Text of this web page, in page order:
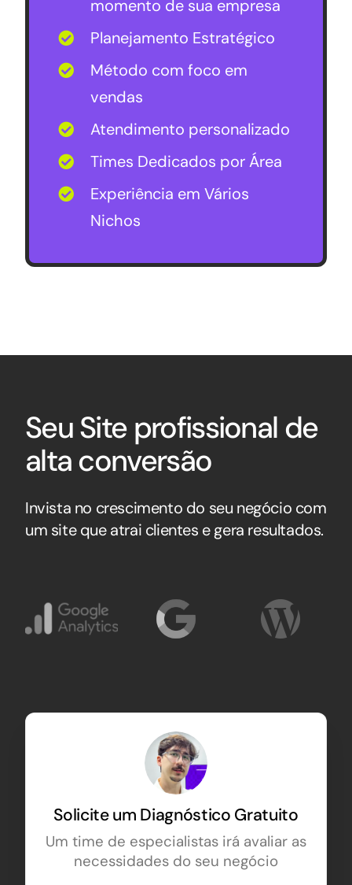
momento de sua empresa
Planejamento Estratégico
Método com foco em
vendas
Atendimento personalizado
Times Dedicados por Área
Experiência em Vários
Nichos
Seu Site profissional de
alta conversão
Invista no crescimento do seu negócio com
um site que atrai clientes e gera resultados.
Solicite um Diagnóstico Gratuito
Um time de especialistas irá avaliar as
necessidades do seu negócio